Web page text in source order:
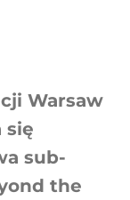
Warsaw
się
sub-
the